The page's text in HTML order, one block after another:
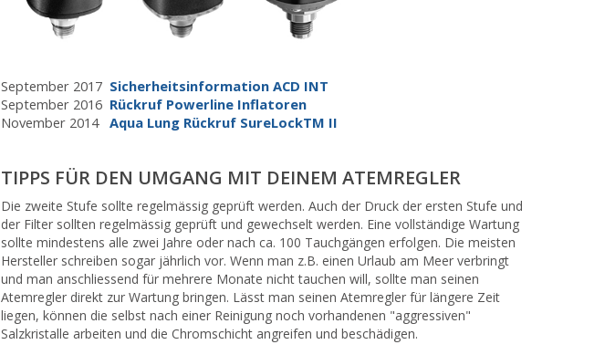
September 2017 Sicherheitsinformation ACD INT
September 2016 Rückruf Powerline Inflatoren
November 2014 Aqua Lung Rückruf SureLockTM II
TIPPS FÜR DEN UMGANG MIT DEINEM ATEMREGLER
Die zweite Stufe sollte regelmässig geprüft werden. Auch der Druck der ersten Stufe und
der Filter sollten regelmässig geprüft und gewechselt werden. Eine vollständige Wartung
sollte mindestens alle zwei Jahre oder nach ca. 100 Tauchgängen erfolgen. Die meisten
Hersteller schreiben sogar jährlich vor. Wenn man z.B. einen Urlaub am Meer verbringt
und man anschliessend für mehrere Monate nicht tauchen will, sollte man seinen
Atemregler direkt zur Wartung bringen. Lässt man seinen Atemregler für längere Zeit
liegen, können die selbst nach einer Reinigung noch vorhandenen "aggressiven"
Salzkristalle arbeiten und die Chromschicht angreifen und beschädigen.